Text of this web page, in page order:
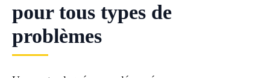
pour tous types de
problèmes